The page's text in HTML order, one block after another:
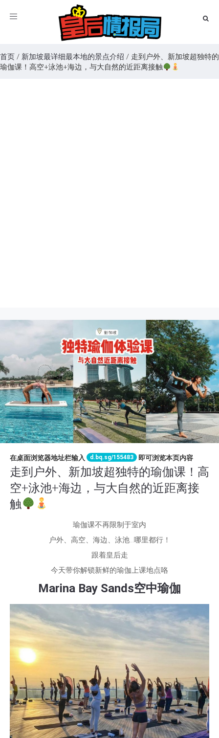
Toggle
首页 / 新加坡最详细最本地的景点介绍 / 走到户外、新加坡超独特的
瑜伽课！高空+泳池+海边，与大自然的近距离接触
在桌面浏览器地址栏输入 d.bq.sg/155483 即可浏览本页内容
走到户外、新加坡超独特的瑜伽课！高
空+泳池+海边，与大自然的近距离接
触
瑜伽课不再限制于室内
户外、高空、海边、泳池…哪里都行！
跟着皇后走
今天带你解锁新鲜的瑜伽上课地点咯
Marina Bay Sands空中瑜伽